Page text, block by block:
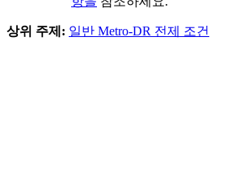
상위 주제: 일반 Metro-DR 전제 조건